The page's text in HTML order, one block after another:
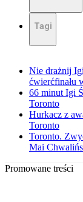
Tagi
Nie drażnij
ćwierćfinału
66 minut Igi
Toronto
Hurkacz z
Toronto
Toronto.
Mai
Promowane treści